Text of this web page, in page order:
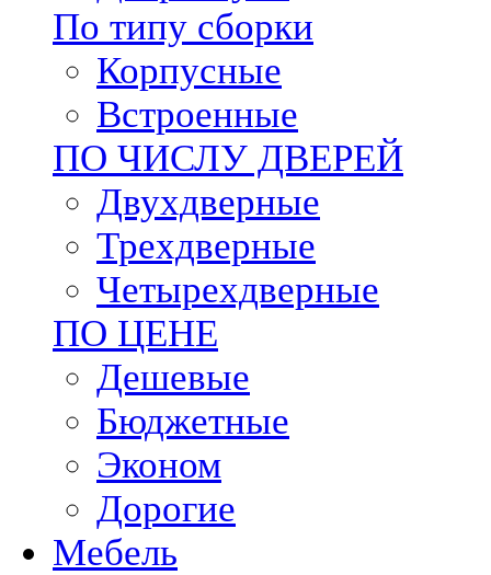
По типу сборки
Корпусные
Встроенные
ПО ЧИСЛУ ДВЕРЕЙ
Двухдверные
Трехдверные
Четырехдверные
ПО ЦЕНЕ
Дешевые
Бюджетные
Эконом
Дорогие
Мебель